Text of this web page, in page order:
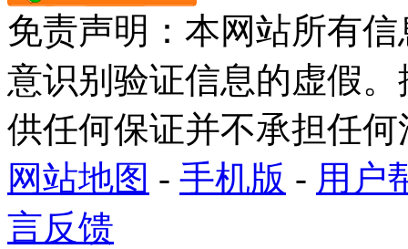
免责声明：本网站所有
意识别验证信息的虚假
供任何保证并不承担任
网站地图 - 手机版 - 用户
言反馈